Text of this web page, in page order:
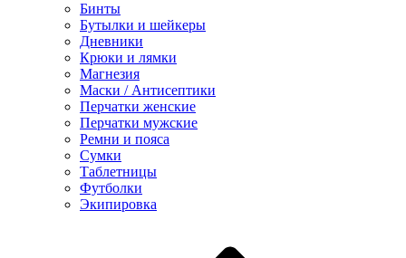
Бинты
Бутылки и шейкеры
Дневники
Крюки и лямки
Магнезия
Маски / Антисептики
Перчатки женские
Перчатки мужские
Ремни и пояса
Сумки
Таблетницы
Футболки
Экипировка